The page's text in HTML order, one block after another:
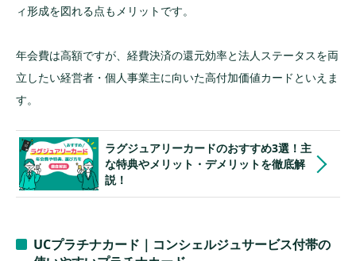
ィ形成を図れる点もメリットです。
年会費は高額ですが、経費決済の還元効率と法人ステータスを両
立したい経営者・個人事業主に向いた高付加価値カードといえま
す。
ラグジュアリーカードのおすすめ3選！主
な特典やメリット・デメリットを徹底解
説！
UCプラチナカード｜コンシェルジュサービス付帯の